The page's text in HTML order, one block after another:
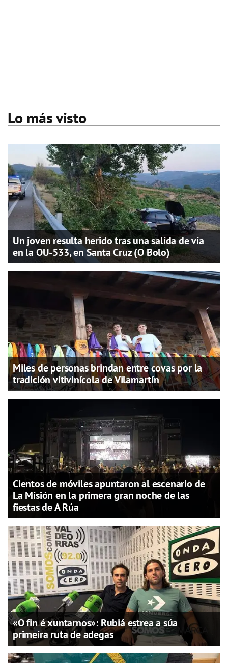
Lo más visto
Un joven resulta herido tras una salida de vía
en la OU-533, en Santa Cruz (O Bolo)
Miles de personas brindan entre covas por la
tradición vitivinícola de Vilamartín
Cientos de móviles apuntaron al escenario de
La Misión en la primera gran noche de las
fiestas de A Rúa
«O fin é xuntarnos»: Rubiá estrea a súa
primeira ruta de adegas